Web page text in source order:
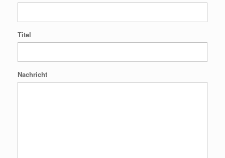
Titel
Nachricht